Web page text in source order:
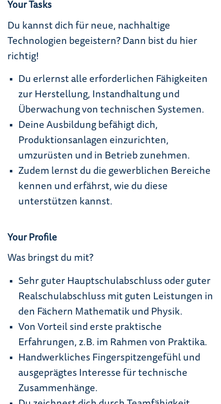
Your Tasks
Du kannst dich für neue, nachhaltige
Technologien begeistern? Dann bist du hier
richtig!
Du erlernst alle erforderlichen Fähigkeiten
zur Herstellung, Instand­haltung und
Überwachung von technischen Systemen.
Deine Ausbildung befähigt dich,
Produktionsanlagen einzu­rich­ten,
umzurüsten und in Betrieb zunehmen.
Zudem lernst du die gewerblichen Bereiche
kennen und erfährst, wie du diese
unterstützen kannst.
Your Profile
Was bringst du mit?
Sehr guter Hauptschulabschluss oder guter
Realschulabschluss mit guten Leistungen in
den Fächern Mathematik und Physik.
Von Vorteil sind erste praktische
Erfahrungen, z.B. im Rahmen von Praktika.
Handwerkliches Fingerspitzengefühl und
ausgeprägtes Interesse für technische
Zusammenhänge.